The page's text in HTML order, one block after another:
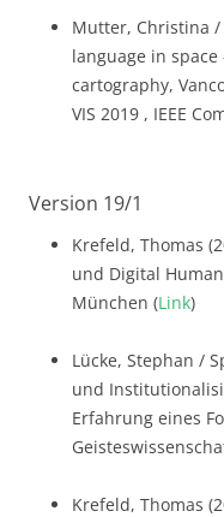
Mutter, Christina /
language in
cartography,
VIS 2019 , IEEE
Version 19/1
Krefeld, Thomas
und Digital
München (Link)
Lücke, Stephan /
und
Erfahrung eines
Krefeld, Thomas